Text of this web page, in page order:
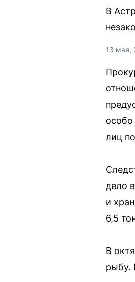
В
13 мая,
лиц
дело
и
6,5
В
рыбу.